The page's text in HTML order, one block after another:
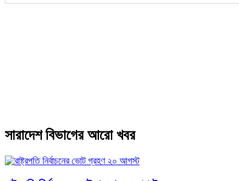
সারাদেশ বিভাগের আরো খবর